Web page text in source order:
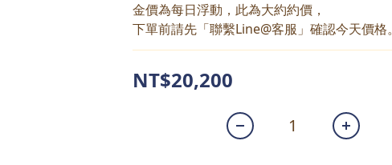
金價為每日浮動，此為大約約價，
下單前請先「聯繫Line@客服」確認今天價格。
NT$20,200